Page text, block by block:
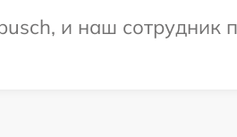
и наш сотрудник